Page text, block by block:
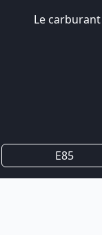
Le
E85